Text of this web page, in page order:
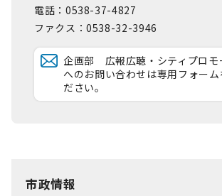
電話：0538-37-4827
ファクス：0538-32-3946
企画部 広報広聴・シティプロモ
へのお問い合わせは専用フォーム
ださい。
市政情報